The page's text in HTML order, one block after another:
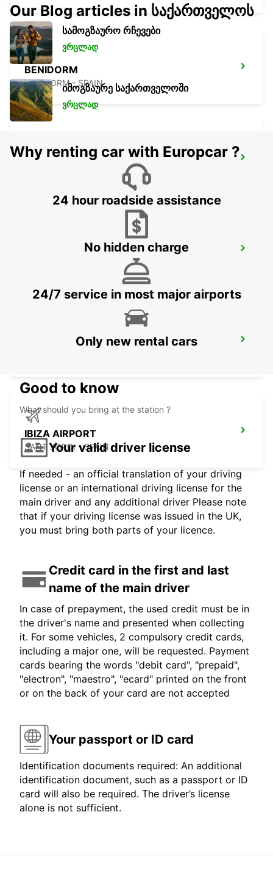
BENIDORM
BENIDORM - SPAIN
ALICANTE RENFE
ALICANTE AIRPORT
IBIZA AIRPORT
SANT JORDI - SPAIN
Our Blog articles in საქართველოს
სამოგზაურო რჩევები
ვრცლად
იმოგზაურე საქართველოში
ვრცლად
Why renting car with Europcar ?
24 hour roadside assistance
No hidden charge
24/7 service in most major airports
Only new rental cars
Good to know
What should you bring at the station ?
Your valid driver license
If needed - an official translation of your driving
license or an international driving license for the
main driver and any additional driver Please note
that if your driving license was issued in the UK,
you must bring both parts of your licence.
Credit card in the first and last
name of the main driver
In case of prepayment, the used credit must be in
the driver's name and presented when collecting
it. For some vehicles, 2 compulsory credit cards,
including a major one, will be requested. Payment
cards bearing the words "debit card", "prepaid",
"electron", "maestro", "ecard" printed on the front
or on the back of your card are not accepted
Your passport or ID card
Identification documents required: An additional
identification document, such as a passport or ID
card will also be required. The driver’s license
alone is not sufficient.